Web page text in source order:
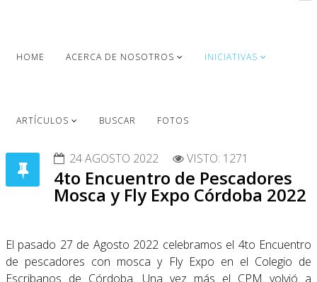
HOME ACERCA DE NOSOTROS INICIATIVAS
ARTÍCULOS BUSCAR FOTOS
24 AGOSTO 2022 VISTO: 1271
4to Encuentro de Pescadores
Mosca y Fly Expo Córdoba 2022
El pasado 27 de Agosto 2022 celebramos el 4to Encuentro
de pescadores con mosca y Fly Expo en el Colegio de
Escribanos de Córdoba. Una vez más el CPM volvió a